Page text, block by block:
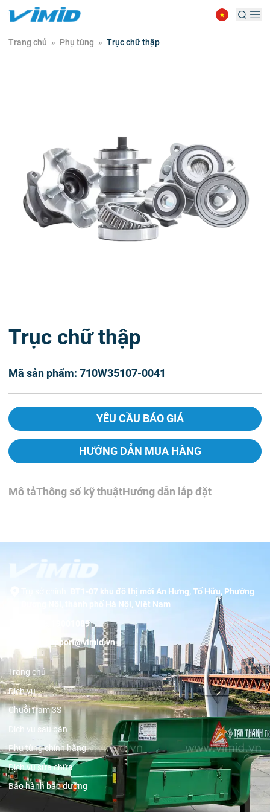
Trang chủ » Phụ tùng » Trục chữ thập
Trục chữ thập
Mã sản phẩm: 710W35107-0041
YÊU CẦU BÁO GIÁ
HƯỚNG DẪN MUA HÀNG
Mô tảThông số kỹ thuậtHướng dẫn lắp đặt
BT1-07 khu đô thị mới An Hưng, Tố Hữu, Phường
Dương Nội, thành phố Hà Nội, Việt Nam
19001089
support@vimid.vn
Trang chủ
Dịch vụ
Chuỗi trạm 3S
Dịch vụ sau bán
Phụ tùng chính hãng
Dịch vụ sửa chữa
Bảo hành bảo dưỡng